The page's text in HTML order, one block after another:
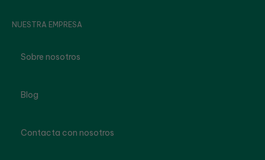
NUESTRA EMPRESA
Sobre nosotros
Blog
Contacta con nosotros